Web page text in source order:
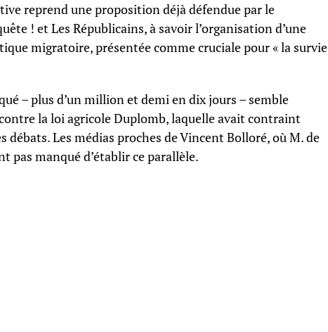
reprend une proposition déjà défendue par le
! et Les Républicains, à savoir l’organisation d’une
migratoire, présentée comme cruciale pour « la survie
– plus d’un million et demi en dix jours – semble
la loi agricole Duplomb, laquelle avait contraint
débats. Les médias proches de Vincent Bolloré, où M. de
pas manqué d’établir ce parallèle.